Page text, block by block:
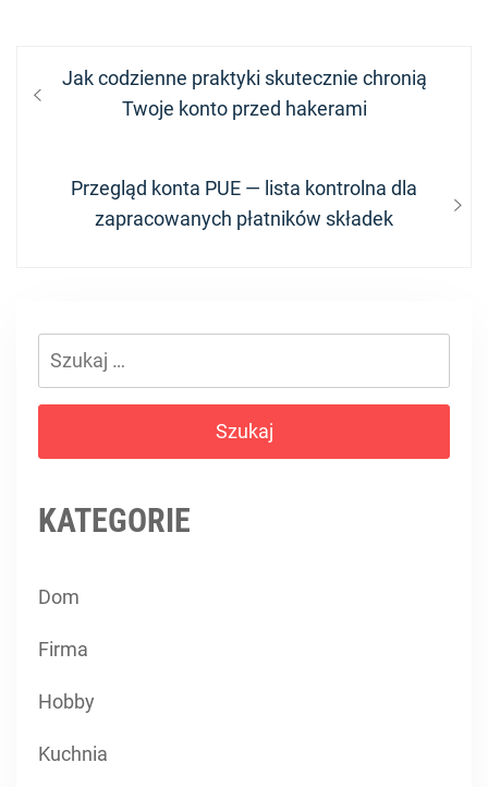
Nawigacja
wpisu
Previous
Jak codzienne praktyki skutecznie chronią
Twoje konto przed hakerami
Next
post:
Przegląd konta PUE — lista kontrolna dla
zapracowanych płatników składek
Szukaj:
KATEGORIE
Dom
Firma
Hobby
Kuchnia